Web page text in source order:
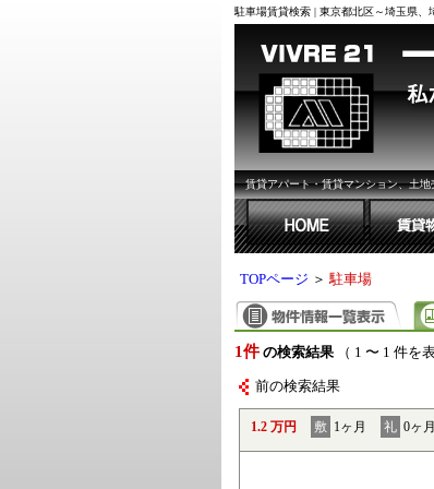
駐車場賃貸検索 | 東京都北区～埼玉県
賃貸アパート・賃貸マンション、土
TOPページ ＞駐車場
1件 の検索結果（ 1 〜 1 件を表
前の検索結果
1.2 万円 敷 1ヶ月 礼 0ヶ月